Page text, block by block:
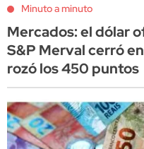
Minuto a minuto
Mercados: el dólar
S&P Merval cerró
rozó los 450 puntos